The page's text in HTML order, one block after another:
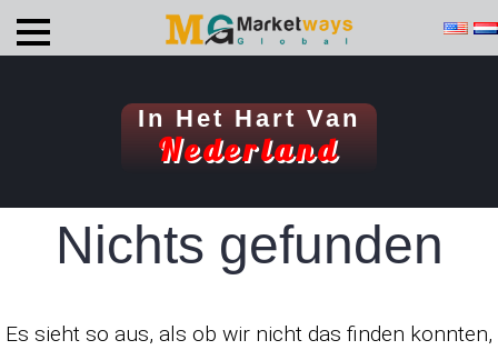
In Het Hart Van
Nederland
Nichts gefunden
Es sieht so aus, als ob wir nicht das finden konnten,